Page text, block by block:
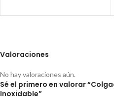
Valoraciones
No hay valoraciones aún.
Sé el primero en valorar
Inoxidable”